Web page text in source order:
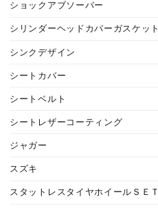
ショックアブソーバー
シリンダーヘッドカバーガスケット
シンクデザイン
シートカバー
シートベルト
シートレザーコーティング
ジャガー
スズキ
スタットレスタイヤホイールＳＥＴ